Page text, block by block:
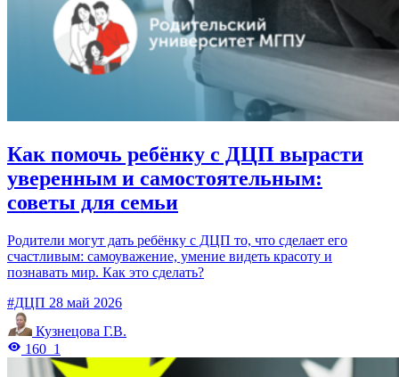
Как помочь ребёнку с ДЦП вырасти
уверенным и самостоятельным:
советы для семьи
Родители могут дать ребёнку с ДЦП то, что сделает его
счастливым: самоуважение, умение видеть красоту и
познавать мир. Как это сделать?
#ДЦП 28 май 2026
Кузнецова Г.В.
160 1